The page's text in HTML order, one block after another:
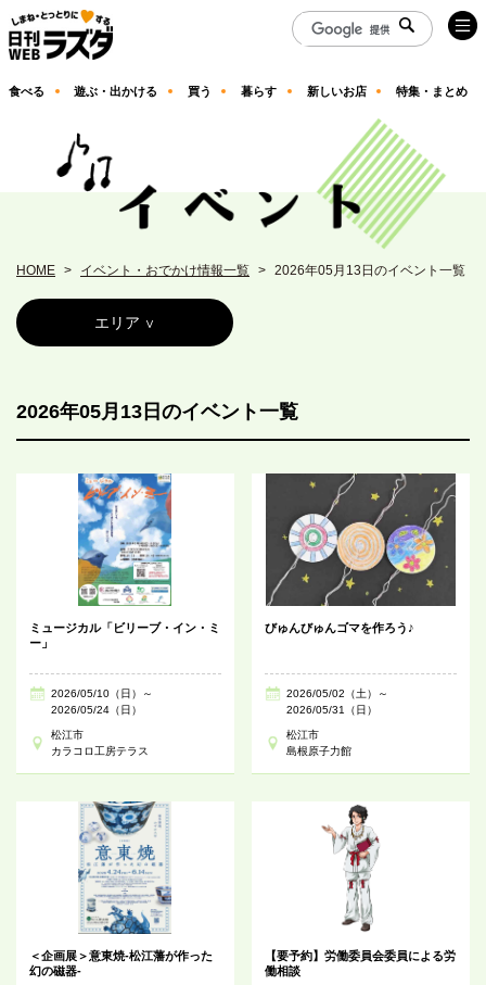
食べる 遊ぶ・出かける 買う 暮らす 新しいお店 特集・まとめ
HOME イベント・おでかけ情報一覧 2026年05月13日のイベント一覧
エリア
2026年05月13日のイベント一覧
ミュージカル「ビリーブ・イン・ミ
ー」
2026/05/10（日）～
2026/05/24（日）
松江市
カラコロ工房テラス
びゅんびゅんゴマを作ろう♪
2026/05/02（土）～
2026/05/31（日）
松江市
島根原子力館
＜企画展＞意東焼-松江藩が作った
幻の磁器-
【要予約】労働委員会委員による労
働相談